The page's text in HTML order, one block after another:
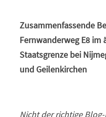
Zusammenfassende
Fernwanderweg E8 im
Staatsgrenze bei
und Geilenkirchen
Nicht der richtige